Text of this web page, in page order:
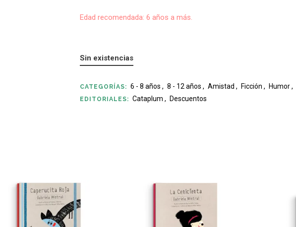
Edad recomendada: 6 años a más.
Sin existencias
CATEGORÍAS: 6 - 8 años , 8 - 12 años , Amistad , Ficción , Humor,
EDITORIALES: Cataplum , Descuentos